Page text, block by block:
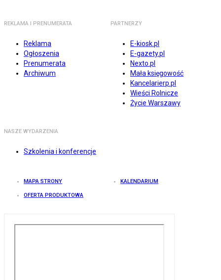
REKLAMA I PRENUMERATA
Reklama
Ogłoszenia
Prenumerata
Archiwum
PARTNERZY
E-kiosk.pl
E-gazety.pl
Nexto.pl
Mała księgowość
Kancelarierp.pl
Wieści Rolnicze
Życie Warszawy
NASZE WYDARZENIA
Szkolenia i konferencje
MAPA STRONY KALENDARIUM
OFERTA PRODUKTOWA